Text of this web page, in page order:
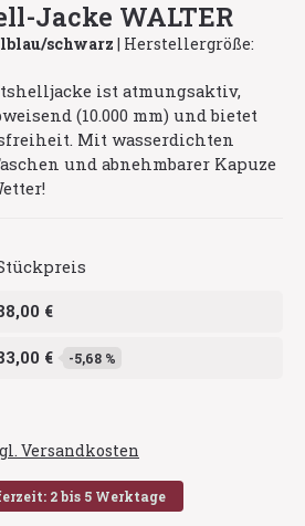
Jacke WALTER
schwarz | Herstellergröße:
ist atmungsaktiv,
(10.000 mm) und bietet
Mit wasserdichten
und abnehmbarer Kapuze
€
€ -5,68 %
Versandkosten
2 bis 5 Werktage